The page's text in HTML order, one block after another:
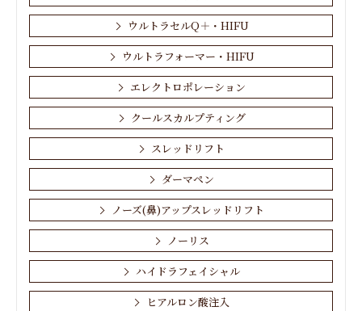
ウルトラセルQ＋・HIFU
ウルトラフォーマー・HIFU
エレクトロポレーション
クールスカルプティング
スレッドリフト
ダーマペン
ノーズ(鼻)アップスレッドリフト
ノーリス
ハイドラフェイシャル
ヒアルロン酸注入